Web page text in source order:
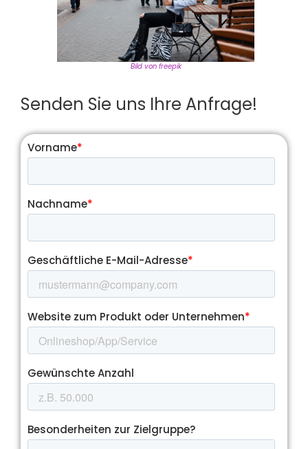
Bild von freepik
Senden Sie uns Ihre Anfrage!